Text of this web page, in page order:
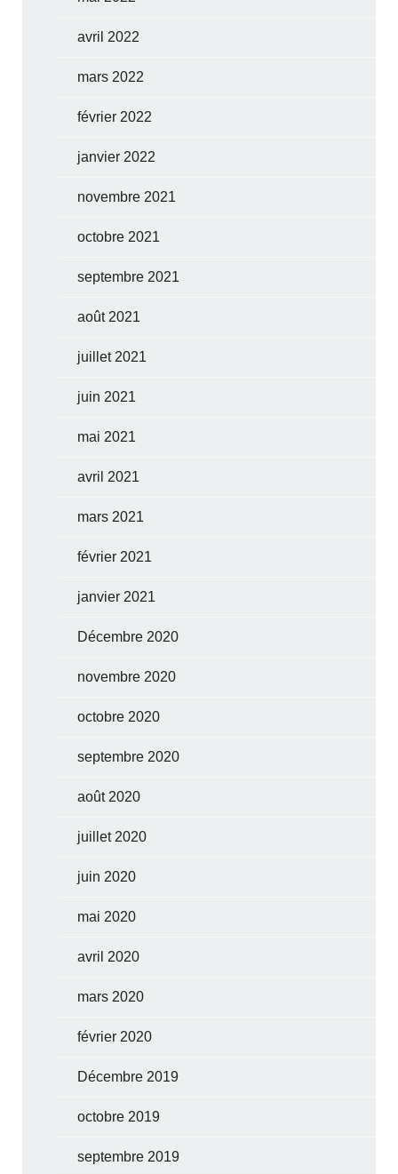
avril 2022
mars 2022
février 2022
janvier 2022
novembre 2021
octobre 2021
septembre 2021
août 2021
juillet 2021
juin 2021
mai 2021
avril 2021
mars 2021
février 2021
janvier 2021
Décembre 2020
novembre 2020
octobre 2020
septembre 2020
août 2020
juillet 2020
juin 2020
mai 2020
avril 2020
mars 2020
février 2020
Décembre 2019
octobre 2019
septembre 2019